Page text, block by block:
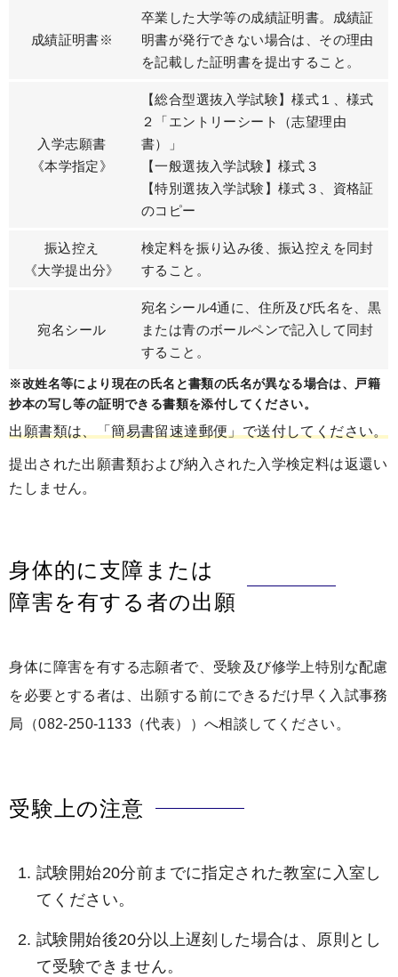
成績証明書※
卒業した大学等の成績証明書。成績証
明書が発行できない場合は、その理由
を記載した証明書を提出すること。
入学志願書
《本学指定》
【総合型選抜入学試験】様式１、様式
２「エントリーシート（志望理由
書）」
【一般選抜入学試験】様式３
【特別選抜入学試験】様式３、資格証
のコピー
振込控え
《大学提出分》
検定料を振り込み後、振込控えを同封
すること。
宛名シール
宛名シール4通に、住所及び氏名を、黒
または青のボールペンで記入して同封
すること。
※改姓名等により現在の氏名と書類の氏名が異なる場合は、戸籍
抄本の写し等の証明できる書類を添付してください。
出願書類は、「簡易書留速達郵便」で送付してください。
提出された出願書類および納入された入学検定料は返還い
たしません。
身体的に支障または
障害を有する者の出願
身体に障害を有する志願者で、受験及び修学上特別な配慮
を必要とする者は、出願する前にできるだけ早く入試事務
局（082-250-1133（代表））へ相談してください。
受験上の注意
試験開始20分前までに指定された教室に入室し
てください。
試験開始後20分以上遅刻した場合は、原則とし
て受験できません。